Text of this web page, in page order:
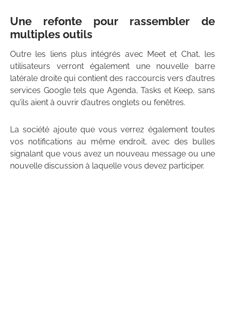
Une refonte pour rassembler de
multiples outils
Outre les liens plus intégrés avec Meet et Chat, les
utilisateurs verront également une nouvelle barre
latérale droite qui contient des raccourcis vers d’autres
services Google tels que Agenda, Tasks et Keep, sans
qu’ils aient à ouvrir d’autres onglets ou fenêtres.
La société ajoute que vous verrez également toutes
vos notifications au même endroit, avec des bulles
signalant que vous avez un nouveau message ou une
nouvelle discussion à laquelle vous devez participer.